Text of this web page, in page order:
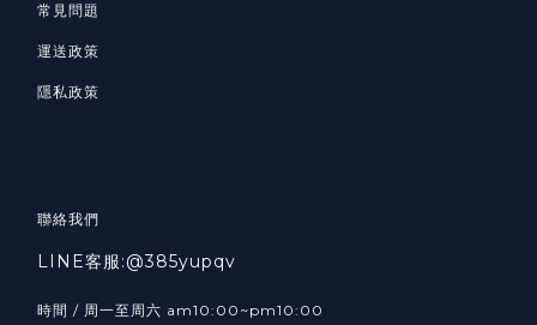
常見問題
運送政策
隱私政策
聯絡我們
LINE客服:@385yupqv
時間 / 周一至周六 am10:00~pm10:00